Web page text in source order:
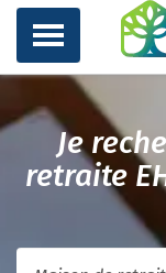
Je
retraite